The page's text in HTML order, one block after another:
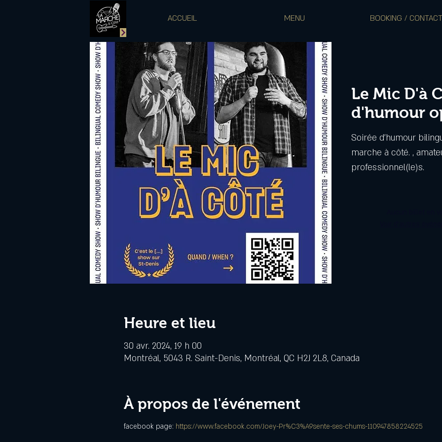
ACCUEIL MENU BOOKING / CONTACT
Le Mic D'à
d'humour
Soirée d'humour
marche à côté. ,
professionnel(le)s.
Heure et lieu
30 avr. 2024, 19 h 00
Montréal, 5043 R. Saint-Denis, Montréal, QC H2J 2L8, Canada
À propos de l'événement
facebook page: https://www.facebook.com/Joey-Pr%C3%A9sente-ses-chums-110947858224525